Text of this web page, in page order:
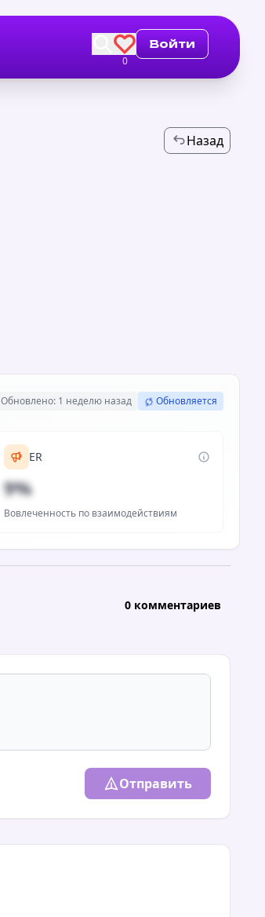
0
Войти
Назад
Обновлено: 1 неделю назад Обновляется
ER
9%
Вовлеченность по взаимодействиям
0 комментариев
Отправить